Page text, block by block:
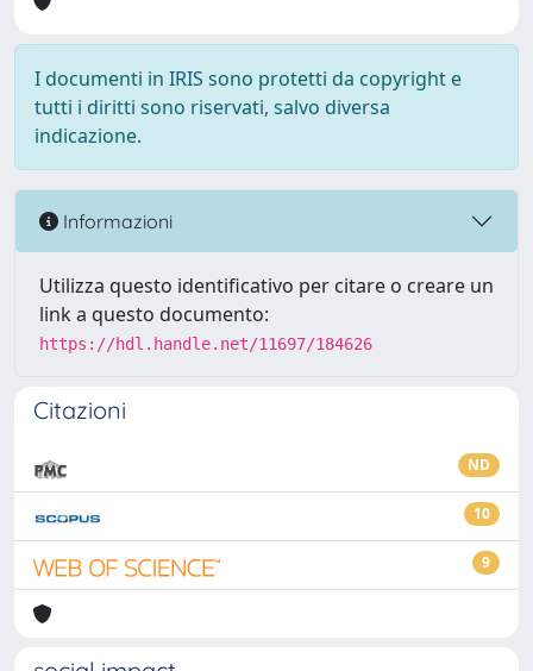
I documenti in IRIS sono protetti da copyright e
tutti i diritti sono riservati, salvo diversa
indicazione.
Informazioni
Utilizza questo identificativo per citare o creare un
link a questo documento:
https://hdl.handle.net/11697/184626
Citazioni
ND
10
9